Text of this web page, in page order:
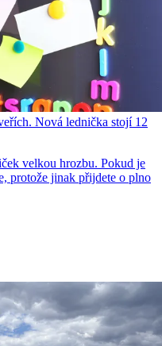
Nová lednička stojí 12
velkou hrozbu. Pokud je
protože jinak přijdete o plno